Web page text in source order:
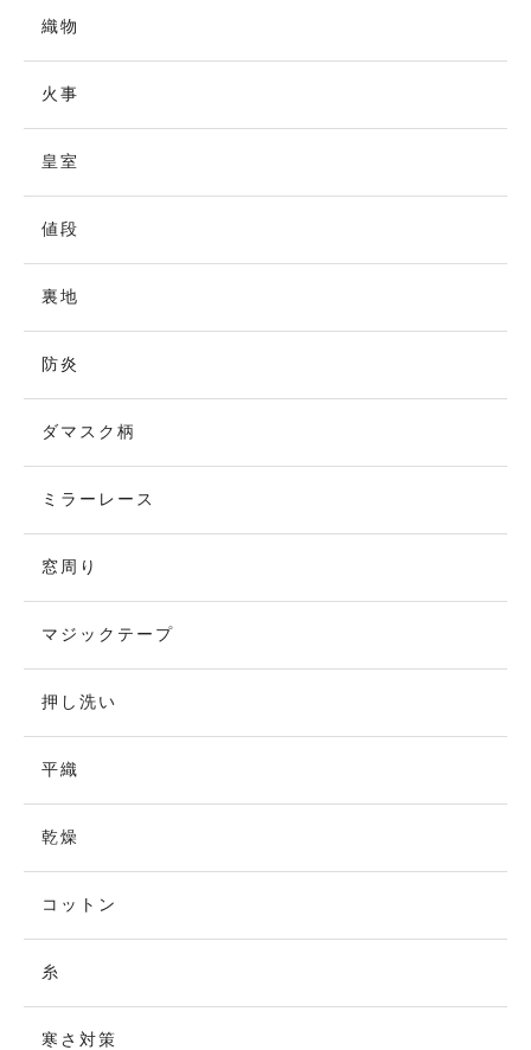
織物
火事
皇室
値段
裏地
防炎
ダマスク柄
ミラーレース
窓周り
マジックテープ
押し洗い
平織
乾燥
コットン
糸
寒さ対策